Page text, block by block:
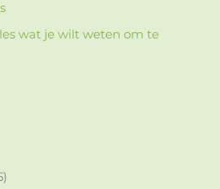
wat je wilt weten om te